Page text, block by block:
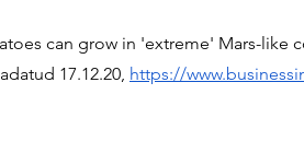
can grow in 'extreme' Mars-like
17.12.20, https://